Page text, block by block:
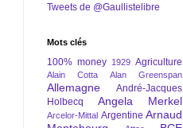
Tweets de @Gaullistelibre
Mots clés
100% money 1929 Agriculture
Alain Cotta Alan Greenspan
Allemagne
André-Jacques
Holbecq
Angela Merkel
Arcelor-Mittal Argentine Arnaud